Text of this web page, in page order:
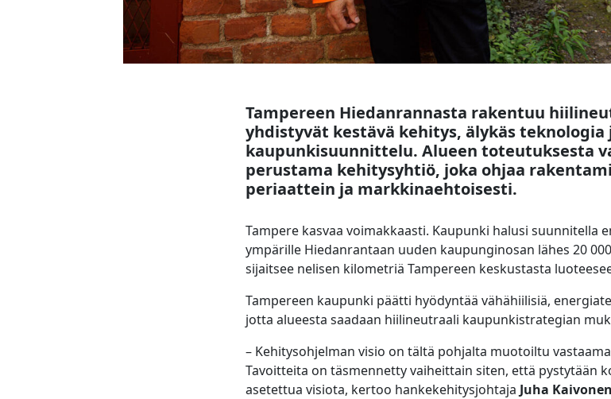
Tampereen Hiedanrannasta rakentuu
yhdistyvät kestävä kehitys, älykäs
kaupunkisuunnittelu. Alueen toteutuksesta
perustama kehitysyhtiö, joka ohjaa
periaattein ja markkinaehtoisesti.
Tampere kasvaa voimakkaasti. Kaupunki halusi suunnitella
ympärille Hiedanrantaan uuden kaupunginosan lähes 20
sijaitsee nelisen kilometriä Tampereen keskustasta
Tampereen kaupunki päätti hyödyntää vähähiilisiä,
jotta alueesta saadaan hiilineutraali kaupunkistrategian
– Kehitysohjelman visio on tältä pohjalta muotoiltu
Tavoitteita on täsmennetty vaiheittain siten, että pystytään
asetettua visiota, kertoo hankekehitysjohtaja Juha Kaivonen